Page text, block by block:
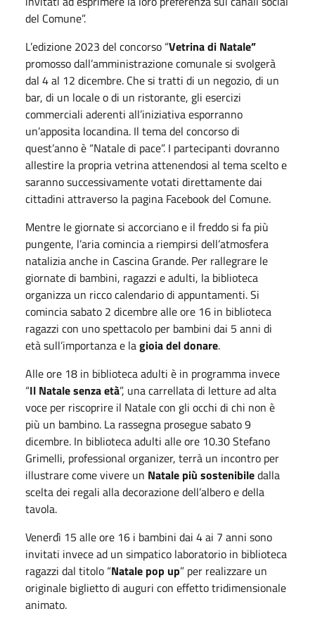
del Comune”.
L’edizione 2023 del concorso “Vetrina di Natale”
promosso dall’amministrazione comunale si svolgerà
dal 4 al 12 dicembre. Che si tratti di un negozio, di un
bar, di un locale o di un ristorante, gli esercizi
commerciali aderenti all’iniziativa esporranno
un’apposita locandina. Il tema del concorso di
quest’anno è “Natale di pace”. I partecipanti dovranno
allestire la propria vetrina attenendosi al tema scelto e
saranno successivamente votati direttamente dai
cittadini attraverso la pagina Facebook del Comune.
Mentre le giornate si accorciano e il freddo si fa più
pungente, l’aria comincia a riempirsi dell’atmosfera
natalizia anche in Cascina Grande. Per rallegrare le
giornate di bambini, ragazzi e adulti, la biblioteca
organizza un ricco calendario di appuntamenti. Si
comincia sabato 2 dicembre alle ore 16 in biblioteca
ragazzi con uno spettacolo per bambini dai 5 anni di
età sull’importanza e lagioia del donare.
Alle ore 18 in biblioteca adulti è in programma invece
“Il Natale senza età”, una carrellata di letture ad alta
voce per riscoprire il Natale con gli occhi di chi non è
più un bambino. La rassegna prosegue sabato 9
dicembre. In biblioteca adulti alle ore 10.30 Stefano
Grimelli, professional organizer, terrà un incontro per
illustrare come vivere un Natale più sostenibiledalla
scelta dei regali alla decorazione dell’albero e della
tavola.
Venerdì 15 alle ore 16 i bambini dai 4 ai 7 anni sono
invitati invece ad un simpatico laboratorio in biblioteca
ragazzi dal titolo “Natale pop up” per realizzare un
originale biglietto di auguri con effetto tridimensionale
animato.